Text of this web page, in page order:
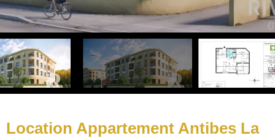
Location Appartement Antibes La